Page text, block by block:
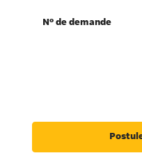
Nº de demande